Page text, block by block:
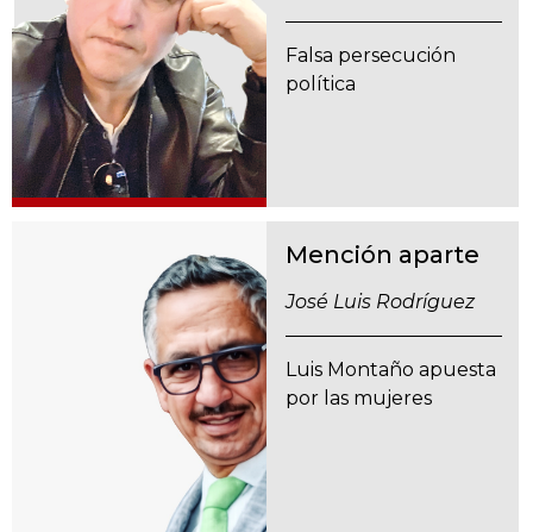
Falsa persecución
política
Mención aparte
José Luis Rodríguez
Luis Montaño apuesta
por las mujeres